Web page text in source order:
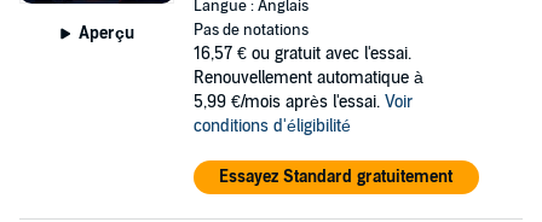
Aperçu
Langue : Anglais
Pas de notations
16,57 € ou gratuit avec l'essai.
Renouvellement automatique à
5,99 €/mois après l'essai. Voir
conditions d'éligibilité
Essayez Standard gratuitement